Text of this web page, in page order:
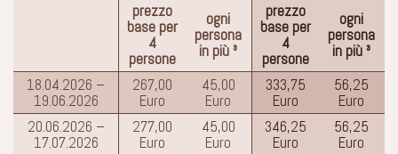
prezzo
base per
4
persone
ogni
persona
in più ³
prezzo
base per
4
persone
ogni
persona
in più ³
18.04.2026 –
19.06.2026
267,00
Euro
45,00
Euro
333,75
Euro
56,25
Euro
20.06.2026 –
17.07.2026
277,00
Euro
45,00
Euro
346,25
Euro
56,25
Euro